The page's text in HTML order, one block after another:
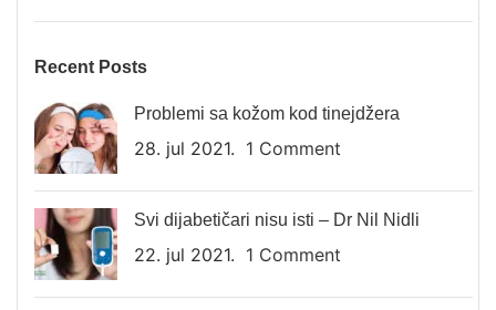
Recent Posts
Problemi sa kožom kod tinejdžera
28. jul 2021. 1 Comment
Svi dijabetičari nisu isti – Dr Nil Nidli
22. jul 2021. 1 Comment